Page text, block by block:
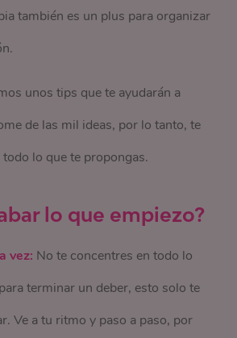
también es un plus para organizar
unos tips que te ayudarán a
de las mil ideas, por lo tanto, te
lo que te propongas.
lo que empiezo?
vez: No te concentres en todo lo
terminar un deber, esto solo te
Ve a tu ritmo y paso a paso, por